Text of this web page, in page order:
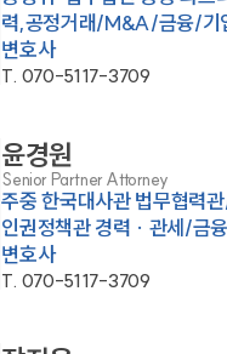
력,공정거래/M&A/금융/기
변호사
T. 070-5117-3709
윤경원
Senior Partner Attorney
주중 한국대사관 법무협력
인권정책관 경력 · 관세/금
변호사
T. 070-5117-3709